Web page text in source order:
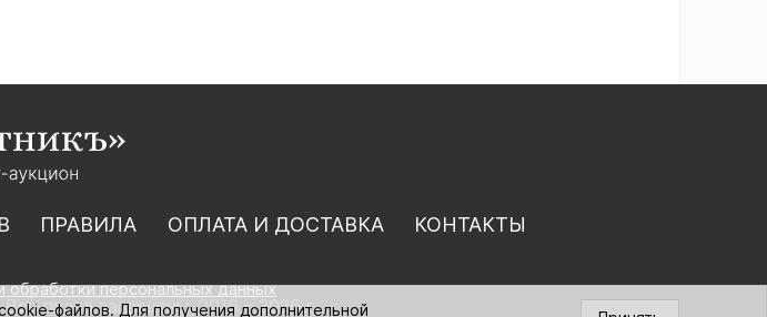
ПРАВИЛА ОПЛАТА И ДОСТАВКА КОНТАКТЫ
обработки персональных данных
права защищены. 2016 – 2026 г.
файлов. Для получения дополнительной